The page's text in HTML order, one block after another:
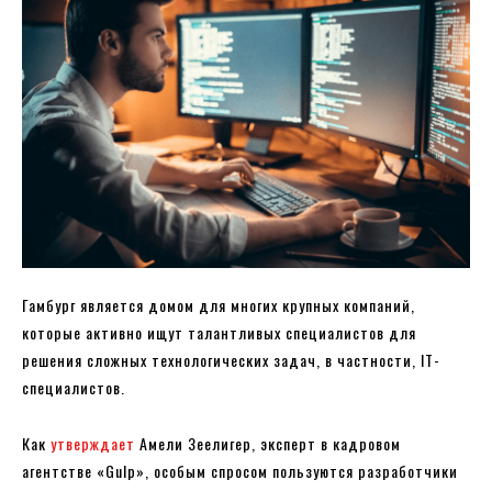
Гамбург является домом для многих крупных компаний,
которые активно ищут талантливых специалистов для
решения сложных технологических задач, в частности, IT-
специалистов.
Как утверждает Амели Зеелигер, эксперт в кадровом
агентстве «Gulp», особым спросом пользуются разработчики